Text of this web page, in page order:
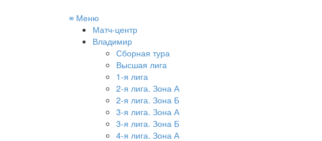
≡ Меню
Матч-центр
Владимир
Сборная тура
Высшая лига
1-я лига
2-я лига. Зона А
2-я лига. Зона Б
3-я лига. Зона А
3-я лига. Зона Б
4-я лига. Зона А